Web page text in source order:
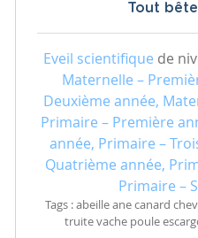
Tout
Eveil scientifique de
Maternelle –
Deuxième année,
Primaire – Première
année, Primaire –
Quatrième année,
Primaire –
Tags : abeille ane canard
truite vache poule